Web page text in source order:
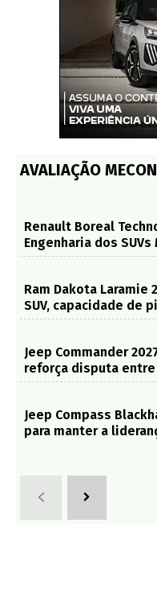
AVALIAÇÃO MECON
Renault Boreal
Engenharia dos
Ram Dakota Laramie
SUV, capacidade de
Jeep Commander
reforça disputa
Jeep Compass
para manter a